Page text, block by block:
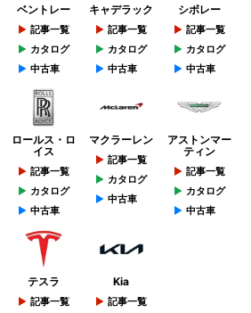
ベントレー
記事一覧
カタログ
中古車
キャデラック
記事一覧
カタログ
中古車
シボレー
記事一覧
カタログ
中古車
ロールス・ロ
イス
記事一覧
カタログ
中古車
マクラーレン
記事一覧
カタログ
中古車
アストンマー
ティン
記事一覧
カタログ
中古車
テスラ
記事一覧
Kia
記事一覧